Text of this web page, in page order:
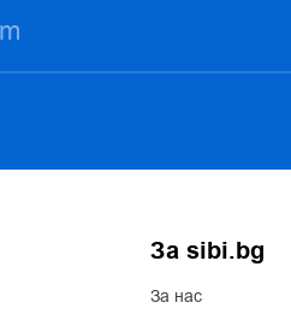
За sibi.bg
За нас